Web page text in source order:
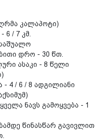
კალაპოტი)
6 / 7 კმ.
დრო - 30 წთ.
ასაკი - 8 წელი
4 / 6 / 8 ადგილიანი
ნავს გამოყვება - 1
წინასწარ გავივლით